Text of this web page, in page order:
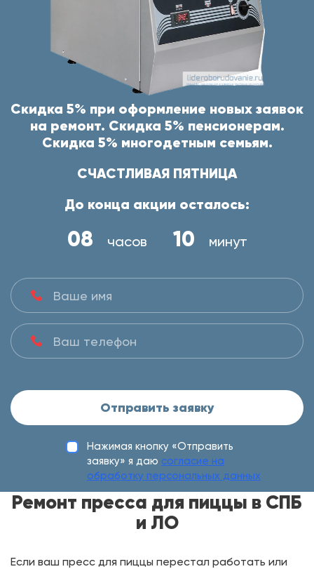
Скидка 5% при оформление новых заявок
на ремонт. Скидка 5% пенсионерам.
Скидка 5% многодетным семьям.
СЧАСТЛИВАЯ ПЯТНИЦА
До конца акции осталось:
08 часов 10 минут
Отправить заявку
Нажимая кнопку «Отправить
заявку» я даю согласие на
обработку персональных данных
Ремонт пресса для пиццы в СПБ
и ЛО
Если ваш пресс для пиццы перестал работать или